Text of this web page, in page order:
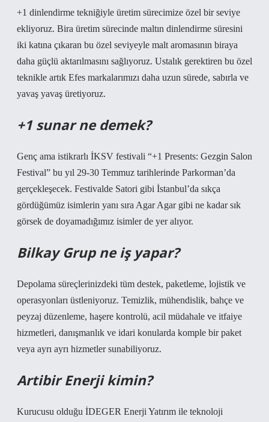
+1 dinlendirme tekniğiyle üretim sürecimize özel bir seviye
ekliyoruz. Bira üretim sürecinde maltın dinlendirme süresini
iki katına çıkaran bu özel seviyeyle malt aromasının biraya
daha güçlü aktarılmasını sağlıyoruz. Ustalık gerektiren bu özel
teknikle artık Efes markalarımızı daha uzun sürede, sabırla ve
yavaş yavaş üretiyoruz.
+1 sunar ne demek?
Genç ama istikrarlı İKSV festivali “+1 Presents: Gezgin Salon
Festival” bu yıl 29-30 Temmuz tarihlerinde Parkorman’da
gerçekleşecek. Festivalde Satori gibi İstanbul’da sıkça
gördüğümüz isimlerin yanı sıra Agar Agar gibi ne kadar sık ​​
görsek de doyamadığımız isimler de yer alıyor.
Bilkay Grup ne iş yapar?
Depolama süreçlerinizdeki tüm destek, paketleme, lojistik ve
operasyonları üstleniyoruz. Temizlik, mühendislik, bahçe ve
peyzaj düzenleme, haşere kontrolü, acil müdahale ve itfaiye
hizmetleri, danışmanlık ve idari konularda komple bir paket
veya ayrı ayrı hizmetler sunabiliyoruz.
Artibir Enerji kimin?
Kurucusu olduğu İDEGER Enerji Yatırım ile teknoloji